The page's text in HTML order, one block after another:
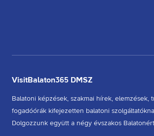
VisitBalaton365 DMSZ
Balatoni képzések, szakmai hírek, elemzések,
fogadóórák kifejezetten balatoni
Dolgozzunk együtt a négy évszakos